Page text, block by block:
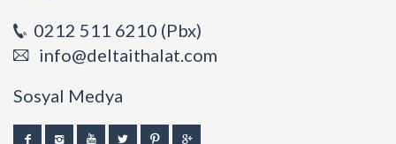
0212 511 6210 (Pbx)
info@deltaithalat.com
Sosyal Medya